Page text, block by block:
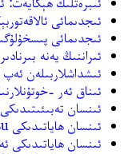
ئىجدىمائى ئالاقەتوربېكەتلىرىنىڭ 2012-يىللىق
ئىجدىمائى
ئىراننىڭ يەنە
ئىشداشلاربىلەن ئەپ
ئىناق ئەر -
ئىنسان
ئىنسان ھاياتىدىكى uشەكىللىك بەخت ئەگرى سىزىقى
ئىنسان ھاياتىدىكى ئەڭ